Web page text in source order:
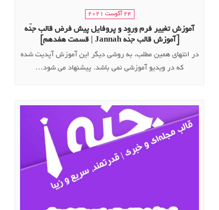
24 آگوست 2021
آموزش تغییر فرم ورود و پروفایل پیش فرض قالب جنّه
[آموزش قالب جنّه Jannah | قسمت هفدهم]
در انتهای همین مطلب، به روشی دیگر این آموزش آپدیت شده
که در ویدیو آموزشی نمی باشد. پیشنهاد می شود…